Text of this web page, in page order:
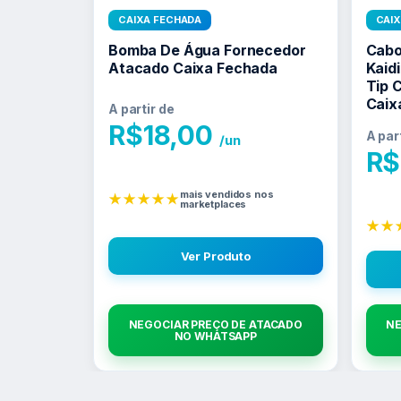
CAIXA FECHADA
Bomba De Água Fornecedor
Atacado Caixa Fechada
A partir de
R$18,00 /un
★★★★★mais vendidos nos
marketplaces
Ver Produto
NEGOCIAR PREÇO DE ATACADO
NO WHATSAPP
Tip
A
R$